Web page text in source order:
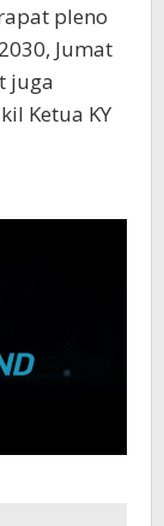
pleno
Jumat
juga
Ketua KY